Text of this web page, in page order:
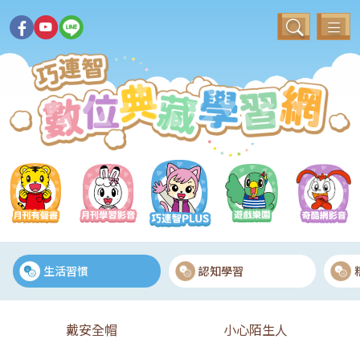
生活習慣 認知學習
戴安全帽
小心陌生人